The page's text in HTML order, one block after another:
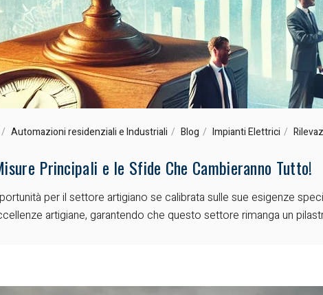
Automazioni residenziali e Industriali Blog Impianti Elettrici
Principali e le Sfide Che Cambieranno Tutto!
per il settore artigiano se calibrata sulle sue esigenze
artigiane, garantendo che questo settore rimanga un